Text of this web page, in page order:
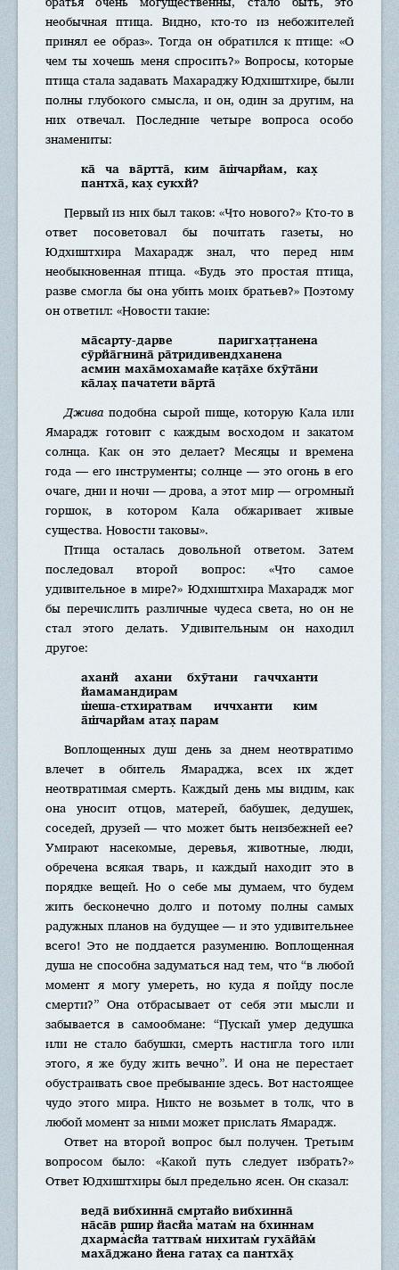
необычная птица. Видно, кто-то из небожителей
принял ее образ». Тогда он обратился к птице: «О
чем ты хочешь меня спросить?» Вопросы, которые
птица стала задавать Махараджу Юдхиштхире, были
полны глубокого смысла, и он, один за другим, на
них отвечал. Последние четыре вопроса особо
знамениты:
ка̄ ча ва̄ртта̄, ким а̄ш̇чарйам, ках̣
пантха̄, ках̣ сукхй?
Первый из них был таков: «Что нового?» Кто-то в
ответ посоветовал бы почитать газеты, но
Юдхиштхира Махарадж знал, что перед ним
необыкновенная птица. «Будь это простая птица,
разве смогла бы она убить моих братьев?» Поэтому
он ответил: «Новости такие:
ма̄сарту-дарве паригхат̣т̣анена
сӯрйа̄гнина̄ ра̄тридивендханена
асмин маха̄мохамайе кат̣а̄хе бхӯта̄ни
ка̄лах̣ пачатети ва̄рта̄
Дживаподобна сырой пище, которую Кала или
Ямарадж готовит с каждым восходом и закатом
солнца. Как он это делает? Месяцы и времена
года — его инструменты; солнце — это огонь в его
очаге, дни и ночи — дрова, а этот мир — огромный
горшок, в котором Кала обжаривает живые
существа. Новости таковы».
Птица осталась довольной ответом. Затем
последовал второй вопрос: «Что самое
удивительное в мире?» Юдхиштхира Махарадж мог
бы перечислить различные чудеса света, но он не
стал этого делать. Удивительным он находил
другое:
аханй ахани бхӯтани гаччханти
йамамандирам
ш̇еша-стхиратвам иччханти ким
а̄ш̇чарйам атах̣ парам
Воплощенных душ день за днем неотвратимо
влечет в обитель Ямараджа, всех их ждет
неотвратимая смерть. Каждый день мы видим, как
она уносит отцов, матерей, бабушек, дедушек,
соседей, друзей — что может быть неизбежней ее?
Умирают насекомые, деревья, животные, люди,
обречена всякая тварь, и каждый находит это в
порядке вещей. Но о себе мы думаем, что будем
жить бесконечно долго и потому полны самых
радужных планов на будущее — и это удивительнее
всего! Это не поддается разумению. Воплощенная
душа не способна задуматься над тем, что “в любой
момент я могу умереть, но куда я пойду после
смерти?” Она отбрасывает от себя эти мысли и
забывается в самообмане: “Пускай умер дедушка
или не стало бабушки, смерть настигла того или
этого, я же буду жить вечно”. И она не перестает
обустраивать свое пребывание здесь. Вот настоящее
чудо этого мира. Никто не возьмет в толк, что в
любой момент за ними может прислать Ямарадж.
Ответ на второй вопрос был получен. Третьим
вопросом было: «Какой путь следует избрать?»
Ответ Юдхиштхиры был предельно ясен. Он сказал:
веда̄ вибхинна̄ смр̣тайо вибхинна̄
на̄са̄в р̣шир йасйа матам̇ на бхиннам
дхармасйа таттвам̇ нихитам̇ гуха̄йа̄м̇
маха̄джано йена гатах̣ са пантха̄х̣